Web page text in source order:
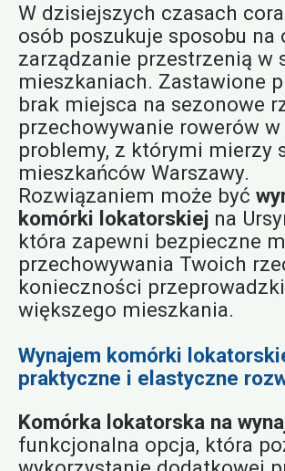
W dzisiejszych czasach
osób poszukuje sposobu na
zarządzanie przestrzenią w
mieszkaniach. Zastawione
brak miejsca na sezonowe
przechowywanie rowerów
problemy, z którymi mierzy
mieszkańców Warszawy.
Rozwiązaniem może być
komórki lokatorskiejna
która zapewni bezpieczne
przechowywania Twoich
konieczności
większego mieszkania.
Wynajem komórki
praktyczne i elastyczne
Komórka lokatorska na
funkcjonalna opcja, która